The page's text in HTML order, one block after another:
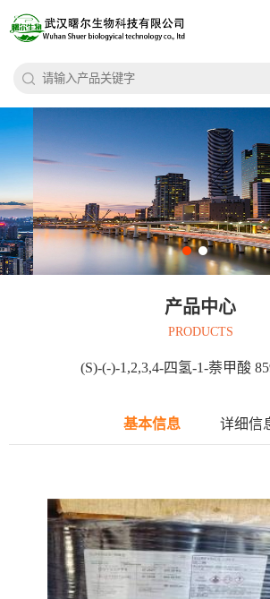
产品中心
PRODUCTS
(S)-(-)-1,2,3,4-四氢-1-萘甲酸
基本信息 详细信